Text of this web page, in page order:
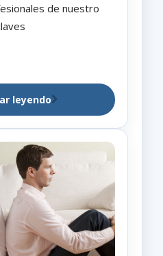
de nuestro
leyendo